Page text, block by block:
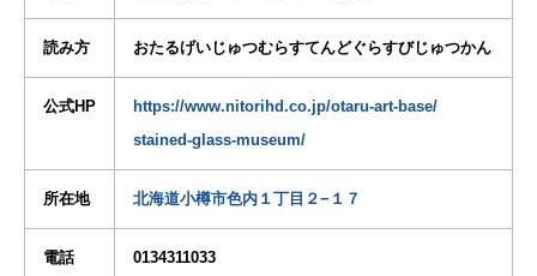
読み方 おたるげいじゅつむらすてんどぐらすびじゅつかん
公式HP
https://www.nitorihd.co.jp/otaru-art-base/
stained-glass-museum/
所在地 北海道小樽市色内１丁目２−１７
電話 0134311033